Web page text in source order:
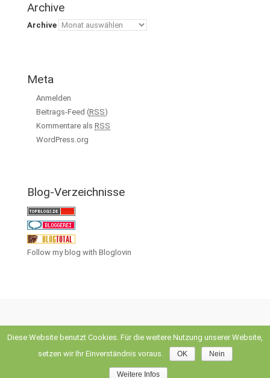
Archive
Archive
Meta
Anmelden
Beitrags-Feed (RSS)
Kommentare als RSS
WordPress.org
Blog-Verzeichnisse
Follow my blog with Bloglovin
theme by Theme4Press • Powered byWordPress
Diese Website benutzt Cookies. Für die weitere Nutzung unserer Website,
setzen wir Ihr Einverständnis voraus.
OK Nein
Weitere Infos